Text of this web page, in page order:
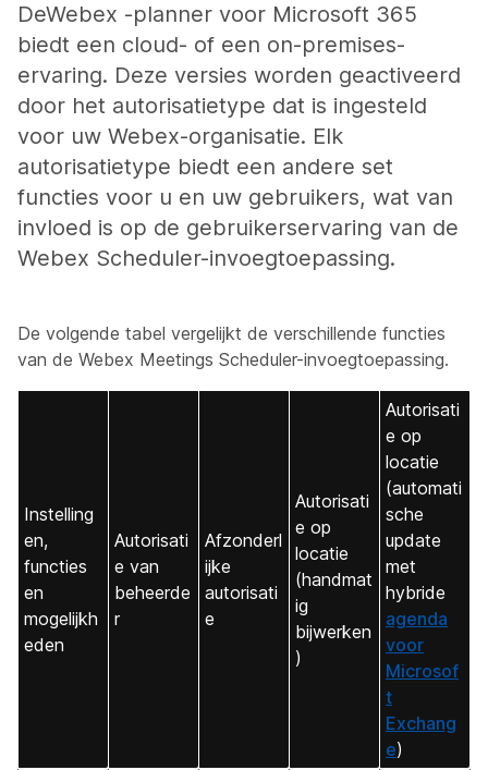
DeWebex -planner voor Microsoft 365
biedt een cloud- of een on-premises-
ervaring. Deze versies worden geactiveerd
door het autorisatietype dat is ingesteld
voor uw Webex-organisatie. Elk
autorisatietype biedt een andere set
functies voor u en uw gebruikers, wat van
invloed is op de gebruikerservaring van de
Webex Scheduler-invoegtoepassing.
De volgende tabel vergelijkt de verschillende functies
van de Webex Meetings Scheduler-invoegtoepassing.
Instelling
en,
functies
en
mogelijkh
eden
Autorisati
e van
beheerde
r
Afzonderl
ijke
autorisati
e
Autorisati
e op
locatie
(handmat
ig
bijwerken
)
Autorisati
e op
locatie
(automati
sche
update
met
hybride
agenda
voor
Microsof
t
Exchang
e)